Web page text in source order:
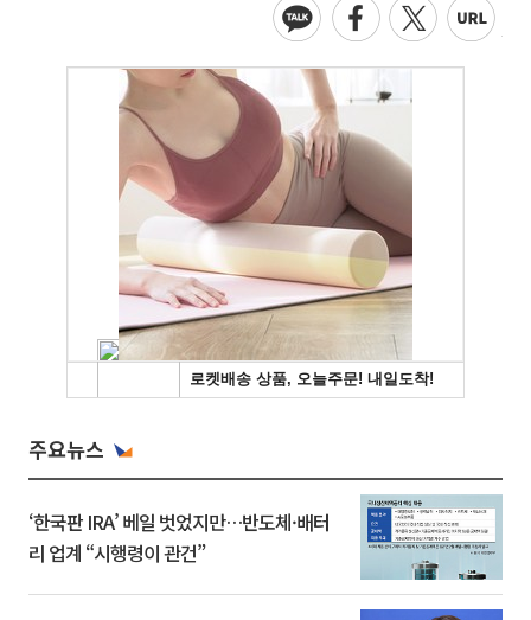
주요뉴스
‘한국판 IRA’ 베일 벗었지만…반도체·배터
리 업계 “시행령이 관건”